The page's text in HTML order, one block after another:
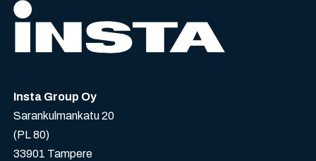
Insta Group Oy
Sarankulmankatu 20
(PL 80)
33901 Tampere